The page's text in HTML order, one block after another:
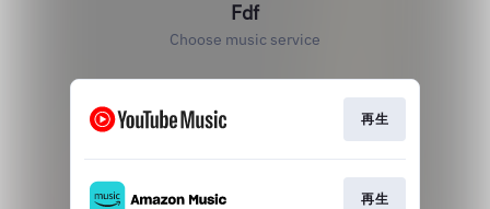
Fdf
Choose music service
再生
再生